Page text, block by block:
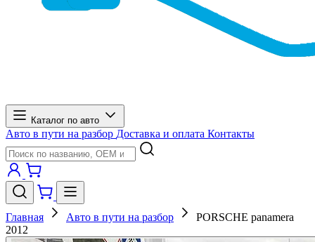
Каталог по авто
Авто в пути на разбор Доставка и оплата Контакты
Главная Авто в пути на разбор
PORSCHE panamera
2012